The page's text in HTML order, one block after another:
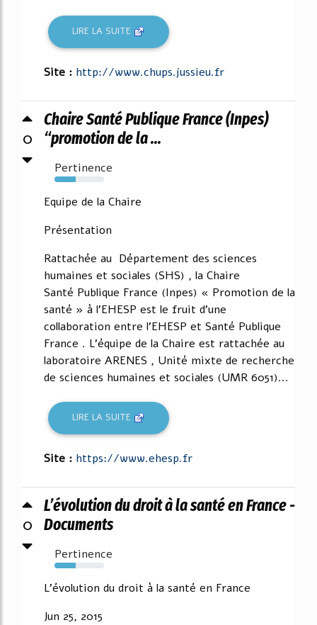
LIRE LA SUITE
Site : http://www.chups.jussieu.fr
0
Chaire Santé Publique France (Inpes)
“promotion de la ...
Pertinence
43%
Equipe de la Chaire
Présentation
Rattachée au Département des sciences
humaines et sociales (SHS) , la Chaire
Santé Publique France (Inpes) « Promotion de la
santé » à l'EHESP est le fruit d'une
collaboration entre l'EHESP et Santé Publique
France . L'équipe de la Chaire est rattachée au
laboratoire ARENES , Unité mixte de recherche
de sciences humaines et sociales (UMR 6051)...
LIRE LA SUITE
Site : https://www.ehesp.fr
0
L’évolution du droit à la santé en France -
Documents
Pertinence
43%
L'évolution du droit à la santé en France
Jun 25, 2015